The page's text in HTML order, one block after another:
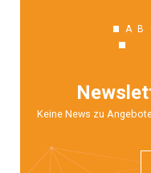
Keine News zu